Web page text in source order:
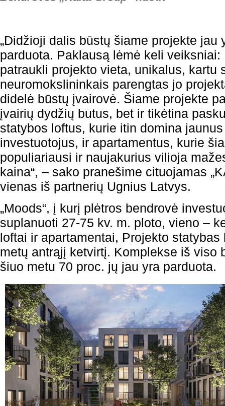
„Didžioji dalis būstų šiame projekte jau
parduota. Paklausą lėmė keli veiksniai:
patraukli projekto vieta, unikalus, kartu
neuromokslininkais parengtas jo
didelė būstų įvairovė. Šiame projekte
įvairių dydžių butus, bet ir tikėtina
statybos loftus, kurie itin domina
investuotojus, ir apartamentus, kurie
populiariausi ir naujakurius vilioja
kaina“, – sako pranešime cituojamas
vienas iš partnerių Ugnius Latvys.
„Moods“, į kurį plėtros bendrovė
suplanuoti 27-75 kv. m. ploto, vieno –
loftai ir apartamentai, Projekto
metų antrąjį ketvirtį. Komplekse iš viso
šiuo metu 70 proc. jų jau yra parduota.